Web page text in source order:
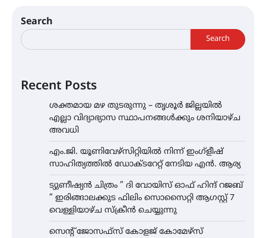
Search
Search
Recent Posts
ശക്തമായ മഴ തുടരുന്നു – തൃശൂർ ജില്ലയിൽ
എല്ലാ വിദ്യാഭ്യാസ സ്ഥാപനങ്ങൾക്കും ശനിയാഴ്ച
അവധി
എം.ജി. യൂണിവേഴ്‌സിറ്റിയിൽ നിന്ന് ഇംഗ്ളീഷ്
സാഹിത്യത്തിൽ ഡോക്ടറേറ്റ് നേടിയ എൻ. ആര്യ
ട്യുണീഷ്യൻ ചിത്രം ” ദി വോയിസ് ഓഫ് ഹിന്ദ് റജബ്
” ഇരിങ്ങാലക്കുട ഫിലിം സൊസൈറ്റി ആഗസ്റ്റ് 7
വെള്ളിയാഴ്ച സ്‌ക്രീൻ ചെയ്യുന്നു
സെന്റ് ജോസഫ്സ് കോളജ് കോമേഴ്‌സ്